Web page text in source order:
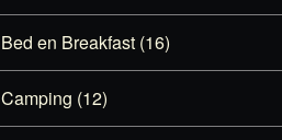
Bed en Breakfast (16)
Camping (12)